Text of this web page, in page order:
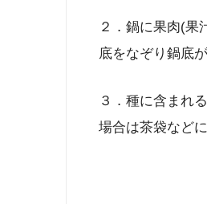
２．鍋に果肉(果
底をなぞり鍋底
３．種に含まれ
場合は茶袋などに